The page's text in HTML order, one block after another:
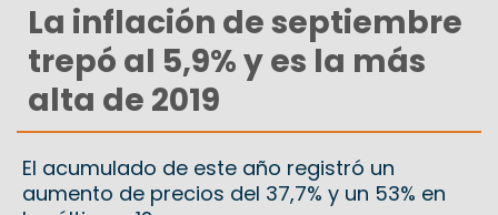
La inflación de septiembre
trepó al 5,9% y es la más
alta de 2019
El acumulado de este año registró un
aumento de precios del 37,7% y un 53% en